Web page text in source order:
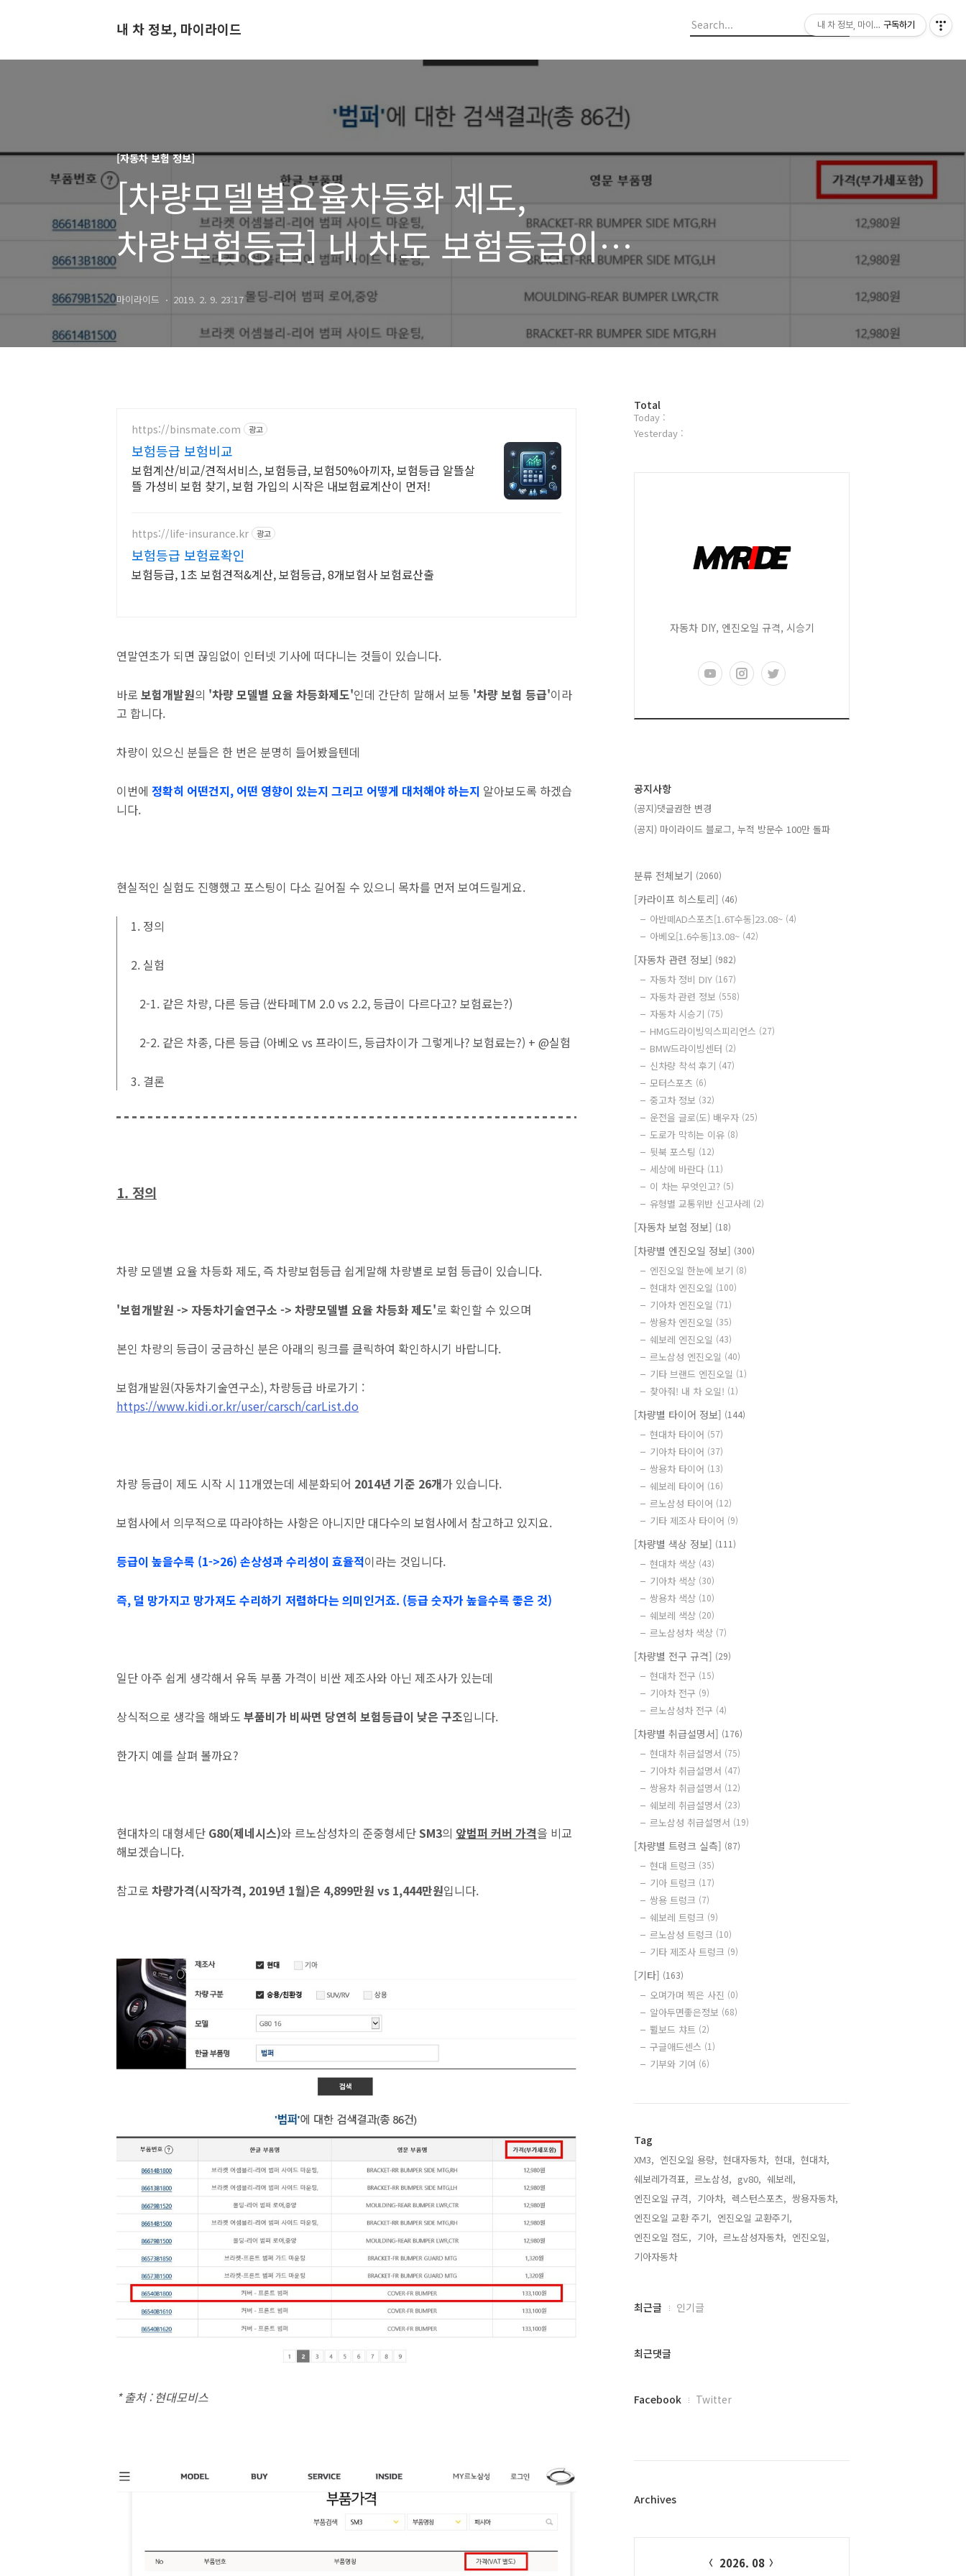
내 차 정보, 마이라이드
[자동차 보험 정보]
[차량모델별요율차등화 제도,
차량보험등급] 내 차도 보험등급이
있다고? (설명 + 등급실험 + 결론)
마이라이드 2019. 2. 9. 23:17
https://binsmate.com 광고
보험등급 보험비교
보험계산/비교/견적서비스, 보험등급, 보험50%아끼자, 보험등급 알뜰살
뜰 가성비 보험 찾기, 보험 가입의 시작은 내보험료계산이 먼저!
https://life-insurance.kr 광고
보험등급 보험료확인
보험등급, 1초 보험견적&계산, 보험등급, 8개보험사 보험료산출
연말연초가 되면 끊임없이 인터넷 기사에 떠다니는 것들이 있습니다.
바로 보험개발원의 '차량 모델별 요율 차등화제도'인데 간단히 말해서 보통 '차량 보험 등급'이라
고 합니다.
차량이 있으신 분들은 한 번은 분명히 들어봤을텐데
이번에 정확히 어떤건지, 어떤 영향이 있는지 그리고 어떻게 대처해야 하는지 알아보도록 하겠습
니다.
현실적인 실험도 진행했고 포스팅이 다소 길어질 수 있으니 목차를 먼저 보여드릴게요.
1. 정의
2. 실험
2-1. 같은 차량, 다른 등급 (싼타페TM 2.0 vs 2.2, 등급이 다르다고? 보험료는?)
2-2. 같은 차종, 다른 등급 (아베오 vs 프라이드, 등급차이가 그렇게나? 보험료는?) + @실험
3. 결론
1. 정의
차량 모델별 요율 차등화 제도, 즉 차량보험등급 쉽게말해 차량별로 보험 등급이 있습니다.
'보험개발원 -> 자동차기술연구소 -> 차량모델별 요율 차등화 제도'로 확인할 수 있으며
본인 차량의 등급이 궁금하신 분은 아래의 링크를 클릭하여 확인하시기 바랍니다.
보험개발원(자동차기술연구소), 차량등급 바로가기 :
https://www.kidi.or.kr/user/carsch/carList.do
차량 등급이 제도 시작 시 11개였는데 세분화되어 2014년 기준 26개가 있습니다.
보험사에서 의무적으로 따라야하는 사항은 아니지만 대다수의 보험사에서 참고하고 있지요.
등급이 높을수록 (1->26) 손상성과 수리성이 효율적이라는 것입니다.
즉, 덜 망가지고 망가져도 수리하기 저렴하다는 의미인거죠. (등급 숫자가 높을수록 좋은 것)
일단 아주 쉽게 생각해서 유독 부품 가격이 비싼 제조사와 아닌 제조사가 있는데
상식적으로 생각을 해봐도 부품비가 비싸면 당연히 보험등급이 낮은 구조입니다.
한가지 예를 살펴 볼까요?
현대차의 대형세단 G80(제네시스)와 르노삼성차의 준중형세단SM3의 앞범퍼 커버 가격을 비교
해보겠습니다.
참고로 차량가격(시작가격, 2019년 1월)은 4,899만원 vs 1,444만원입니다.
* 출처 : 현대모비스
방
문
자
Total
Today :
Yesterday :
자동차 DIY, 엔진오일 규격, 시승기
공지사항
(공지)댓글권한 변경
(공지) 마이라이드 블로그, 누적 방문수 100만 돌파
분류 전체보기 (2060)
[카라이프 히스토리] (46)
아반떼AD스포츠[1.6T수동]23.08~ (4)
아베오[1.6수동]13.08~ (42)
[자동차 관련 정보] (982)
자동차 정비 DIY (167)
자동차 관련 정보 (558)
자동차 시승기 (75)
HMG드라이빙익스피리언스 (27)
BMW드라이빙센터 (2)
신차량 착석 후기 (47)
모터스포츠 (6)
중고차 정보 (32)
운전을 글로(도) 배우자 (25)
도로가 막히는 이유 (8)
뒷북 포스팅 (12)
세상에 바란다 (11)
이 차는 무엇인고? (5)
유형별 교통위반 신고사례 (2)
[자동차 보험 정보] (18)
[차량별 엔진오일 정보] (300)
엔진오일 한눈에 보기 (8)
현대차 엔진오일 (100)
기아차 엔진오일 (71)
쌍용차 엔진오일 (35)
쉐보레 엔진오일 (43)
르노삼성 엔진오일 (40)
기타 브랜드 엔진오일 (1)
찾아줘! 내 차 오일! (1)
[차량별 타이어 정보] (144)
현대차 타이어 (57)
기아차 타이어 (37)
쌍용차 타이어 (13)
쉐보레 타이어 (16)
르노삼성 타이어 (12)
기타 제조사 타이어 (9)
[차량별 색상 정보] (111)
현대차 색상 (43)
기아차 색상 (30)
쌍용차 색상 (10)
쉐보레 색상 (20)
르노삼성차 색상 (7)
[차량별 전구 규격] (29)
현대차 전구 (15)
기아차 전구 (9)
르노삼성차 전구 (4)
[차량별 취급설명서] (176)
현대차 취급설명서 (75)
기아차 취급설명서 (47)
쌍용차 취급설명서 (12)
쉐보레 취급설명서 (23)
르노삼성 취급설명서 (19)
[차량별 트렁크 실측] (87)
현대 트렁크 (35)
기아 트렁크 (17)
쌍용 트렁크 (7)
쉐보레 트렁크 (9)
르노삼성 트렁크 (10)
기타 제조사 트렁크 (9)
[기타] (163)
오며가며 찍은 사진 (0)
알아두면좋은정보 (68)
쀨보드 챠트 (2)
구글애드센스 (1)
기부와 기여 (6)
Tag
XM3, 엔진오일 용량, 현대자동차, 현대, 현대차,
쉐보레가격표, 르노삼성, gv80, 쉐보레,
엔진오일 규격, 기아차, 렉스턴스포츠, 쌍용자동차,
엔진오일 교환 주기, 엔진오일 교환주기,
엔진오일 점도, 기아, 르노삼성자동차, 엔진오일,
기아자동차,
최
과
글
최근글 인기글
최근댓글
페
플
Facebook Twitter
Archives
2026. 08
내 차 정보, 마이라이드구독하기